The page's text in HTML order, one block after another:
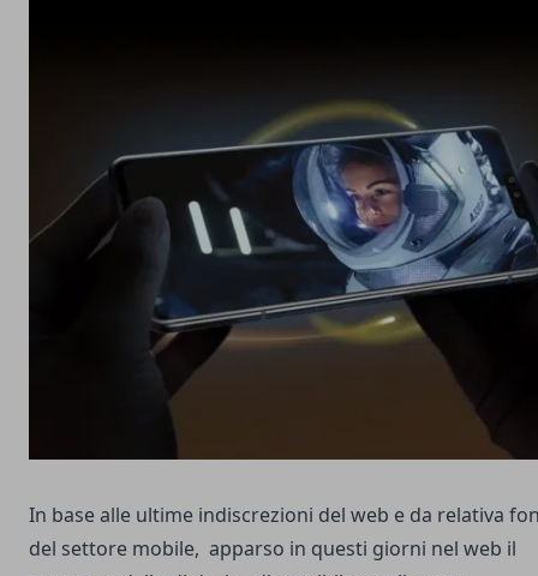
In base alle ultime indiscrezioni del web e da relativa
del settore mobile, apparso in questi giorni nel web il